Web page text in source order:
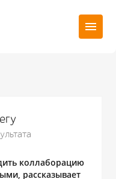
коллаборацию
рассказывает